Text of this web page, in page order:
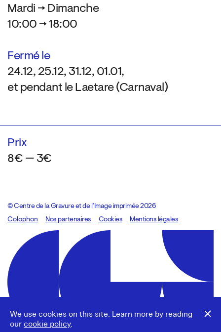
We use cookies on this site. Learn more by reading
our cookie policy.
Mardi → Dimanche
10:00 → 18:00
Fermé le
24.12, 25.12, 31.12, 01.01,
et pendant le Laetare (Carnaval)
Prix
8€ — 3€
© Centre de la Gravure et de l’Image imprimée 2026
Colophon
Design:Marcel Kaczmarek, code:8080.studio
Nos partenaires Cookies Mentions légales